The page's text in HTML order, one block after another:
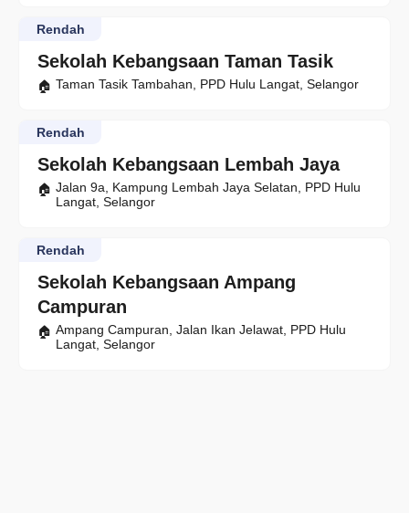
Sekolah Kebangsaan Taman Tasik
Rendah
Taman Tasik Tambahan, PPD Hulu Langat, Selangor
Sekolah Kebangsaan Lembah Jaya
Rendah
Jalan 9a, Kampung Lembah Jaya Selatan, PPD Hulu
Langat, Selangor
Sekolah Kebangsaan Ampang
Campuran
Rendah
Ampang Campuran, Jalan Ikan Jelawat, PPD Hulu
Langat, Selangor